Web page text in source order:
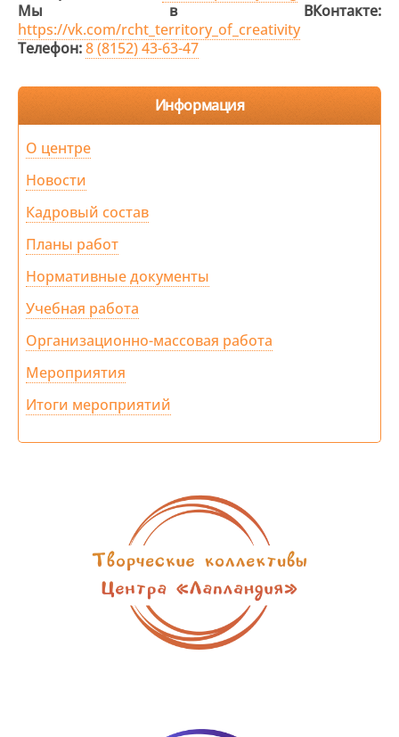
Мы в ВКонтакте:
https://vk.com/rcht_territory_of_creativity
Телефон:8 (8152) 43-63-47
Информация
О центре
Новости
Кадровый состав
Планы работ
Нормативные документы
Учебная работа
Организационно-массовая работа
Мероприятия
Итоги мероприятий